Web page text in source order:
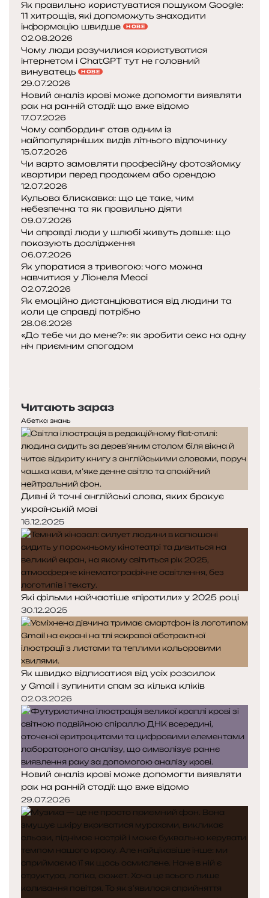
е
P
e
n
t
g
o
n
P
i
z
z
a
d
e
x
і
ч
о
м
в
і
н
л
и
с
п
р
а
ц
ь
о
в
у
є
Як правильно користуватися пошуком Google:
11 хитрощів, які допоможуть знаходити
інформацію швидше
НОВЕ
02.08.2026
Чому люди розучилися користуватися
інтернетом і ChatGPT тут не головний
винуватець
НОВЕ
29.07.2026
Новий аналіз крові може допомогти виявляти
рак на ранній стадії: що вже відомо
17.07.2026
Чому сапбординг став одним із
найпопулярніших видів літнього відпочинку
15.07.2026
Чи варто замовляти професійну фотозйомку
квартири перед продажем або орендою
12.07.2026
Кульова блискавка: що це таке, чим
небезпечна та як правильно діяти
09.07.2026
Чи справді люди у шлюбі живуть довше: що
показують дослідження
06.07.2026
Як упоратися з тривогою: чого можна
навчитися у Ліонеля Мессі
02.07.2026
Як емоційно дистанціюватися від людини та
коли це справді потрібно
28.06.2026
«До тебе чи до мене?»: як зробити секс на одну
ніч приємним спогадом
р
е
д
н
я
с
т
о
р
і
н
к
а
т
у
п
н
а
с
т
о
р
і
н
к
а
Читають зараз
Абетка знань
Дивні й точні англійські слова, яких бракує
українській мові
16.12.2025
Які фільми найчастіше «піратили» у 2025 році
30.12.2025
Як швидко відписатися від усіх розсилок
у Gmail і зупинити спам за кілька кліків
02.03.2026
Новий аналіз крові може допомогти виявляти
рак на ранній стадії: що вже відомо
29.07.2026